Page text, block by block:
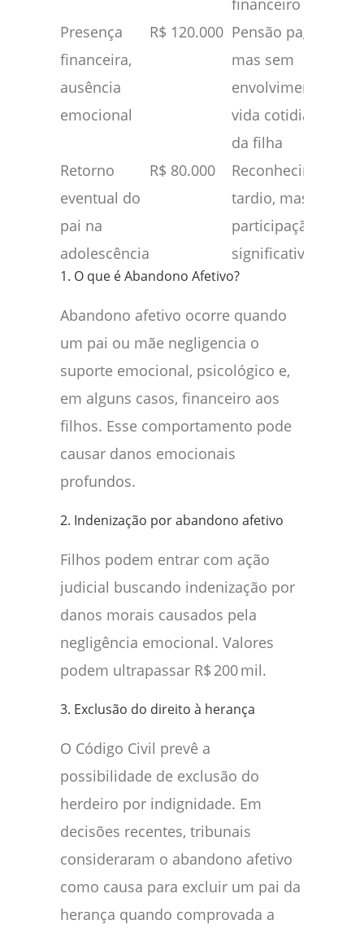
financeiro
Presença
financeira,
ausência
emocional
R$ 120.000 Pensão paga,
mas sem
envolvimento na
vida cotidiana
da filha
Retorno
eventual do
pai na
adolescência
R$ 80.000
Reconhecimento
tardio, mas sem
participação
significativa
1. O que é Abandono Afetivo?
Abandono afetivo ocorre quando
um pai ou mãe negligencia o
suporte emocional, psicológico e,
em alguns casos, financeiro aos
filhos. Esse comportamento pode
causar danos emocionais
profundos.
2. Indenização por abandono afetivo
Filhos podem entrar com ação
judicial buscando indenização por
danos morais causados pela
negligência emocional. Valores
podem ultrapassar R$ 200 mil.
3. Exclusão do direito à herança
O Código Civil prevê a
possibilidade de exclusão do
herdeiro por indignidade. Em
decisões recentes, tribunais
consideraram o abandono afetivo
como causa para excluir um pai da
herança quando comprovada a